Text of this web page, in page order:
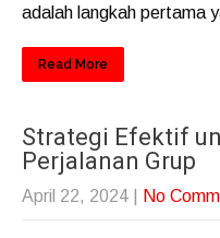
adalah langkah pertama
Read More
Strategi Efektif
Perjalanan Grup
April 22, 2024 No